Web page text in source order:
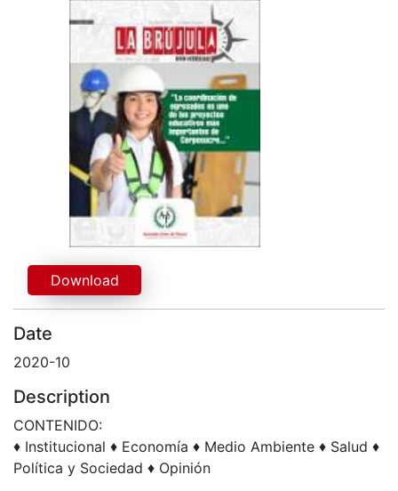
Download
Date
2020-10
Description
CONTENIDO:
♦ Institucional ♦ Economía ♦ Medio Ambiente ♦ Salud ♦
Política y Sociedad ♦ Opinión